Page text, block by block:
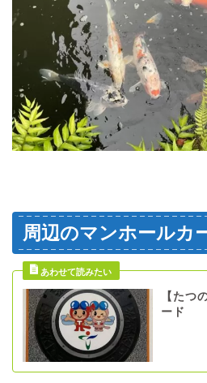
周辺のマンホールカ
【たつ
ード